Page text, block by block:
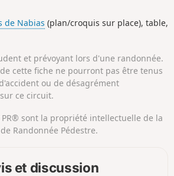
de Nabias (plan/croquis sur place), table,
et prévoyant lors d'une randonnée.
cette fiche ne pourront pas être tenus
ou de désagrément
ce circuit.
PR® sont la propriété intellectuelle de la
Randonnée Pédestre.
et discussion